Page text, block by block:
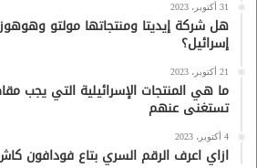
31 أكتوبر، 2023
هل شركة إيديتا ومنتجاتها مولتو
إسرائيل؟
21 أكتوبر، 2023
تستغنى عنهم
4 أكتوبر، 2023
ازاي اعرف الرقم السري بتاع فودافون